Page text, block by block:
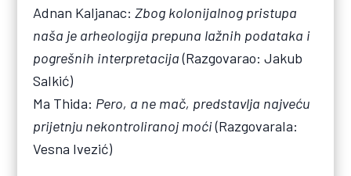
Adnan Kaljanac:Zbog kolonijalnog pristupa
naša je arheologija prepuna lažnih podataka i
pogrešnih interpretacija(Razgovarao: Jakub
Salkić)
Ma Thida: Pero, a ne mač, predstavlja najveću
prijetnju nekontroliranoj moći(Razgovarala:
Vesna Ivezić)